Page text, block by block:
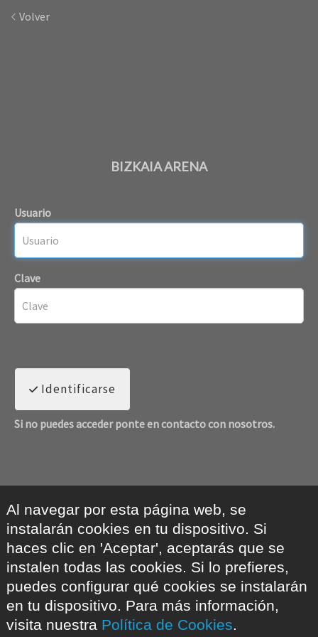
Volver
BIZKAIA ARENA
Usuario
Clave
Identificarse
Si no puedes acceder ponte en contacto con nosotros.
Al navegar por esta página web, se
instalarán cookies en tu dispositivo. Si
haces clic en 'Aceptar', aceptarás que se
instalen todas las cookies. Si lo prefieres,
puedes configurar qué cookies se instalarán
en tu dispositivo. Para más información,
visita nuestra Política de Cookies.